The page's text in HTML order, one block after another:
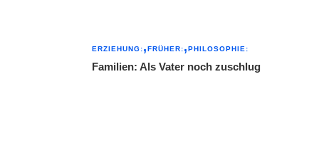
ERZIEHUNG: FRÜHER: PHILOSOPHIE:
Familien: Als Vater noch zuschlug